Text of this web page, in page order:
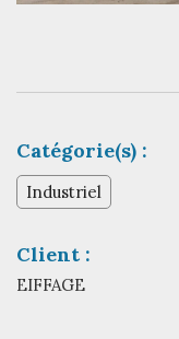
Catégorie(s) :
Industriel
Client :
EIFFAGE